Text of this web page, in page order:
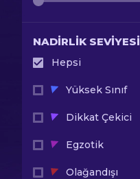
NADIRLIK SEVIYESI
Hepsi
Yüksek Sınıf
Dikkat Çekici
Egzotik
Olağandışı